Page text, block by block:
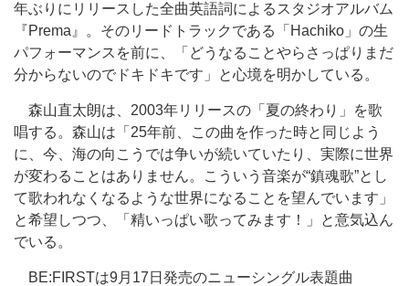
年ぶりにリリースした全曲英語詞によるスタジオアルバム
『Prema』。そのリードトラックである「Hachiko」の生
パフォーマンスを前に、「どうなることやらさっぱりまだ
分からないのでドキドキです」と心境を明かしている。
森山直太朗は、2003年リリースの「夏の終わり」を歌
唱する。森山は「25年前、この曲を作った時と同じよう
に、今、海の向こうでは争いが続いていたり、実際に世界
が変わることはありません。こういう音楽が“鎮魂歌”とし
て歌われなくなるような世界になることを望んでいます」
と希望しつつ、「精いっぱい歌ってみます！」と意気込ん
でいる。
BE:FIRSTは9月17日発売のニューシングル表題曲